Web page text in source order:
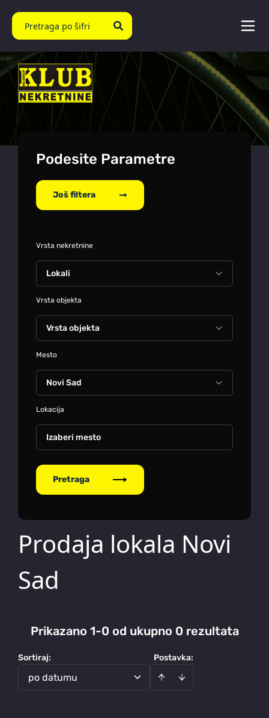
Podesite Parametre
Još filtera
Vrsta nekretnine
Vrsta objekta
Mesto
Lokacija
Izaberi mesto
Pretraga
Prodaja lokala Novi
Sad
Prikazano 1-0 od ukupno 0 rezultata
Postavka:
Sortiraj:
po datumu